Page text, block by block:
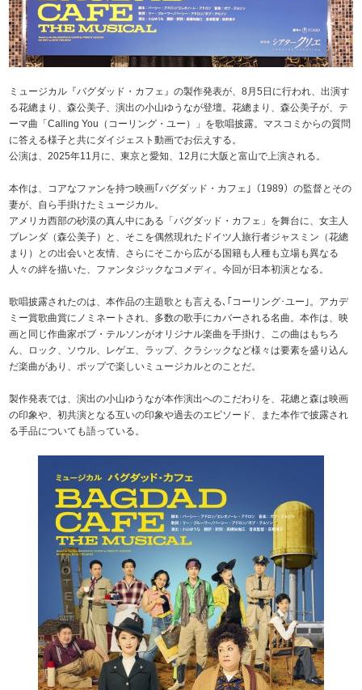
ミュージカル『バグダッド・カフェ』の製作発表が、8月5日に行われ、出演す
る花總まり、森公美子、演出の小山ゆうなが登壇。花總まり、森公美子が、テ
ーマ曲「Calling You（コーリング・ユー）」を歌唱披露。マスコミからの質問
に答える様子と共にダイジェスト動画でお伝えする。
公演は、2025年11月に、東京と愛知、12月に大阪と富山で上演される。
本作は、コアなファンを持つ映画｢バグダッド・カフェ｣（1989）の監督とその
妻が、自ら手掛けたミュージカル。
アメリカ西部の砂漠の真ん中にある「バグダッド・カフェ」を舞台に、女主人
ブレンダ（森公美子）と、そこを偶然現れたドイツ人旅行者ジャスミン（花總
まり）との出会いと友情、さらにそこから広がる国籍も人種も立場も異なる
人々の絆を描いた、ファンタジックなコメディ。今回が日本初演となる。
歌唱披露されたのは、本作品の主題歌とも言える､｢コーリング･ユー｣。アカデ
ミー賞歌曲賞にノミネートされ、多数の歌手にカバーされる名曲。本作は、映
画と同じ作曲家ボブ・テルソンがオリジナル楽曲を手掛け、この曲はもちろ
ん、ロック、ソウル、レゲエ、ラップ、クラシックなど様々は要素を盛り込ん
だ楽曲があり、ポップで楽しいミュージカルとのことだ。
製作発表では、演出の小山ゆうなが本作演出へのこだわりを、花總と森は映画
の印象や、初共演となる互いの印象や過去のエピソード、また本作で披露され
る手品についても語っている。